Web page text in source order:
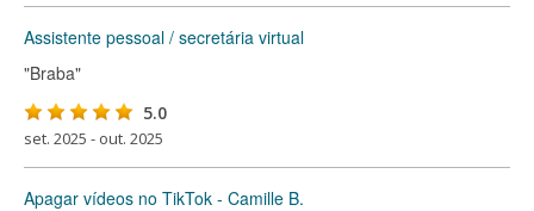
Assistente pessoal / secretária virtual
"Braba"
5.0
set. 2025 - out. 2025
Apagar vídeos no TikTok - Camille B.